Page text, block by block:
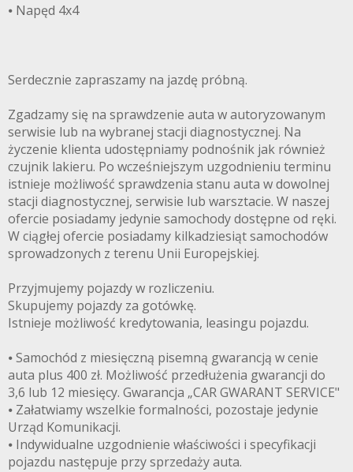
⦁ Napęd 4x4
Serdecznie zapraszamy na jazdę próbną.
Zgadzamy się na sprawdzenie auta w autoryzowanym
serwisie lub na wybranej stacji diagnostycznej. Na
życzenie klienta udostępniamy podnośnik jak również
czujnik lakieru. Po wcześniejszym uzgodnieniu terminu
istnieje możliwość sprawdzenia stanu auta w dowolnej
stacji diagnostycznej, serwisie lub warsztacie. W naszej
ofercie posiadamy jedynie samochody dostępne od ręki.
W ciągłej ofercie posiadamy kilkadziesiąt samochodów
sprowadzonych z terenu Unii Europejskiej.
Przyjmujemy pojazdy w rozliczeniu.
Skupujemy pojazdy za gotówkę.
Istnieje możliwość kredytowania, leasingu pojazdu.
⦁ Samochód z miesięczną pisemną gwarancją w cenie
auta plus 400 zł. Możliwość przedłużenia gwarancji do
3,6 lub 12 miesięcy. Gwarancja „CAR GWARANT SERVICE"
⦁ Załatwiamy wszelkie formalności, pozostaje jedynie
Urząd Komunikacji.
⦁ Indywidualne uzgodnienie właściwości i specyfikacji
pojazdu następuje przy sprzedaży auta.